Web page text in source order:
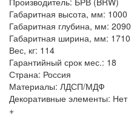
Габаритная высота, мм: 1000
Габаритная глубина, мм: 2090
Габаритная ширина, мм: 1710
Вес, кг: 114
Гарантийный срок мес.: 18
Страна: Россия
Материалы: ЛДСП/МДФ
Декоративные элементы: Нет
+